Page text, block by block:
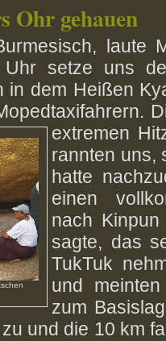
Ohr gehauen
laute
setze uns
in dem Heißen
extremen
rannten uns,
hatte
einen
nach
sagte, das
TukTuk
und
zum
und die 10 km